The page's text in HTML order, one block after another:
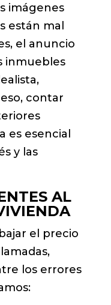
imágenes
están mal
el anuncio
inmuebles
contar
es esencial
y las
AL
el precio
los errores